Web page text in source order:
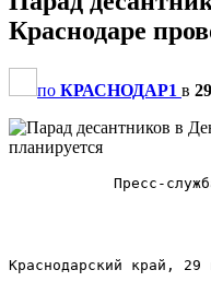
Краснодаре
по КРАСНОДАР1 в
Краснодарский